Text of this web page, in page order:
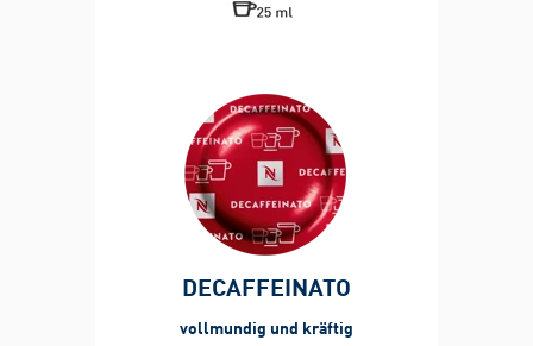
DECAFFEINATO
vollmundig und kräftig